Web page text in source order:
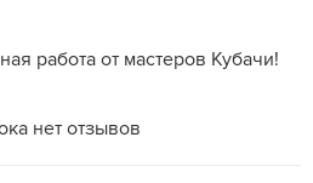
работа от мастеров Кубачи!
нет отзывов